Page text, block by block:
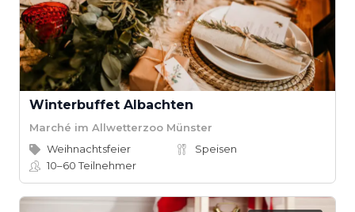
Winterbuffet Albachten
Marché im Allwetterzoo Münster
Weihnachtsfeier
Speisen
10–60Teilnehmer